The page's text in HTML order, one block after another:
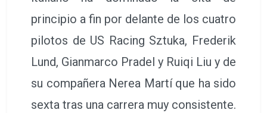
principio a fin por delante de los cuatro
pilotos de US Racing Sztuka, Frederik
Lund, Gianmarco Pradel y Ruiqi Liu y de
su compañera Nerea Martí que ha sido
sexta tras una carrera muy consistente.